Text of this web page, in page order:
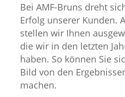
Bei AMF-Bruns dreht
Erfolg unserer Kunden.
stellen wir Ihnen
die wir in den letzten
haben. So können Sie
Bild von den
machen.